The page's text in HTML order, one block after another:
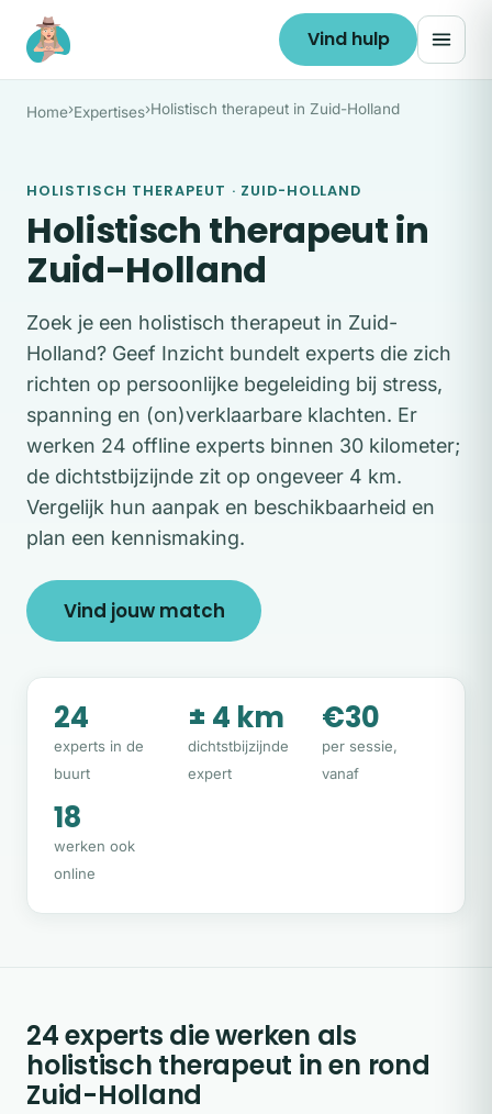
Ga naar de inhoud
Vind hulp
Home›Expertises›Holistisch therapeut in Zuid-Holland
HOLISTISCH THERAPEUT · ZUID-HOLLAND
Holistisch therapeut in
Zuid-Holland
Zoek je een holistisch therapeut in Zuid-
Holland? Geef Inzicht bundelt experts die zich
richten op persoonlijke begeleiding bij stress,
spanning en (on)verklaarbare klachten. Er
werken 24 offline experts binnen 30 kilometer;
de dichtstbijzijnde zit op ongeveer 4 km.
Vergelijk hun aanpak en beschikbaarheid en
plan een kennismaking.
Vind jouw match
24
experts in de
buurt
± 4 km
dichtstbijzijnde
expert
€30
per sessie,
vanaf
18
werken ook
online
24 experts die werken als
holistisch therapeut in en rond
Zuid-Holland